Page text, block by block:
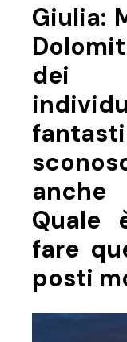
Giulia:
dei
Quale
fare
posti